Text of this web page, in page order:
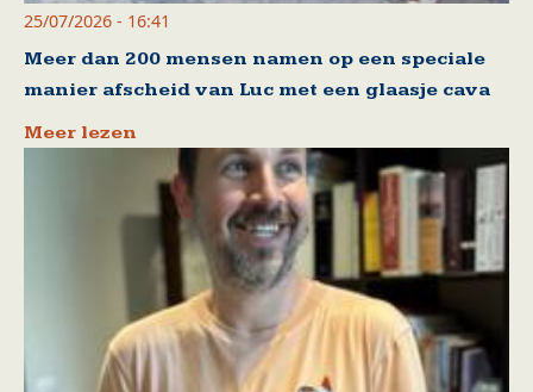
25/07/2026 - 16:41
Meer dan 200 mensen namen op een speciale
manier afscheid van Luc met een glaasje cava
Meer lezen